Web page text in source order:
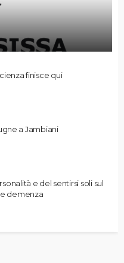
finisce qui
a Jambiani
e del sentirsi soli sul
demenza